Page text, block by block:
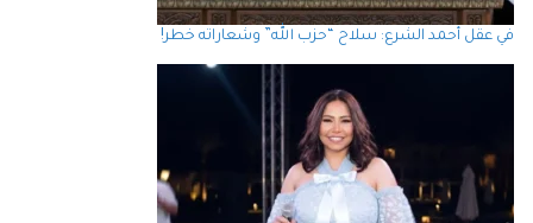
في عقل أحمد الشرع: سلاح “حزب الله” وشعاراته خطر!